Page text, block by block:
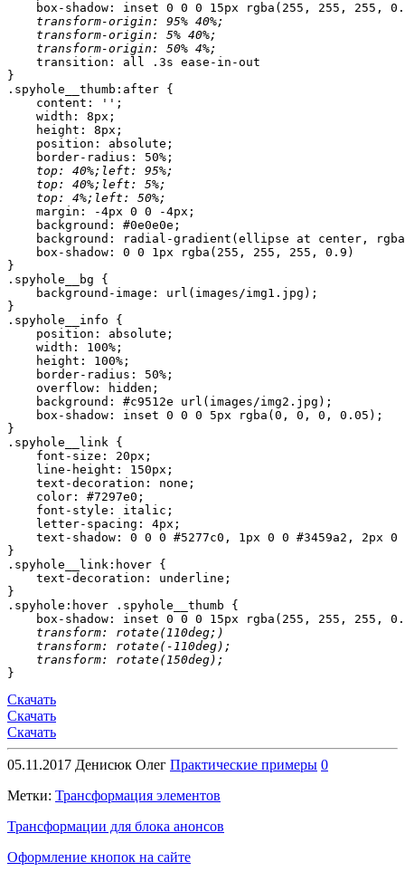
box-shadow: inset 0 0 0 15px rgba(255, 255, 255,
transform-origin: 95% 40%;
transform-origin: 5% 40%;
transform-origin: 50% 4%;
    transition: all .3s ease-in-out
}
.spyhole__thumb:after {
    content: '';
    width: 8px;
    height: 8px;
    position: absolute;
    border-radius: 50%;
top: 40%;left: 95%;
top: 40%;left: 5%;
top: 4%;left: 50%;
    margin: -4px 0 0 -4px;
    background: #0e0e0e;
background: radial-gradient(ellipse at center,
    box-shadow: 0 0 1px rgba(255, 255, 255, 0.9)
}
.spyhole__bg {
    background-image: url(images/img1.jpg);
}
.spyhole__info {
    position: absolute;
    width: 100%;
    height: 100%;
    border-radius: 50%;
    overflow: hidden;
    background: #c9512e url(images/img2.jpg);
    box-shadow: inset 0 0 0 5px rgba(0, 0, 0, 0.05);
}
.spyhole__link {
    font-size: 20px;
    line-height: 150px;
    text-decoration: none;
    color: #7297e0;
    font-style: italic;
    letter-spacing: 4px;
text-shadow: 0 0 0 #5277c0, 1px 0 0 #3459a2, 2px
}
.spyhole__link:hover {
    text-decoration: underline;
}
.spyhole:hover .spyhole__thumb {
box-shadow: inset 0 0 0 15px rgba(255, 255, 255,
transform: rotate(110deg;)
transform: rotate(-110deg);
transform: rotate(150deg);
}
Скачать
Скачать
Скачать
05.11.2017 Денисюк Олег Практические примеры 0
Метки: Трансформация элементов
Трансформации для блока анонсов
Оформление кнопок на сайте